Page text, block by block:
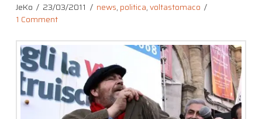
JeKo 23/03/2011 news, politica,voltastomaco
1 Comment